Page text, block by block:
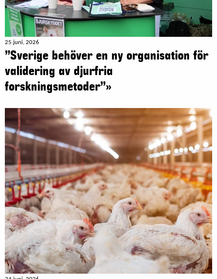
25 juni, 2026
”Sverige behöver en ny organisation för
validering av djurfria
forskningsmetoder”»